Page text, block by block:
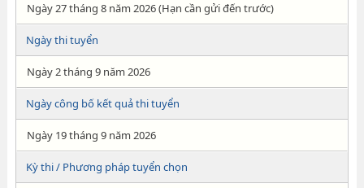
Ngày 27 tháng 8 năm 2026 (Hạn cần gửi đến trước)
Ngày thi tuyển
Ngày 2 tháng 9 năm 2026
Ngày công bố kết quả thi tuyển
Ngày 19 tháng 9 năm 2026
Kỳ thi / Phương pháp tuyển chọn